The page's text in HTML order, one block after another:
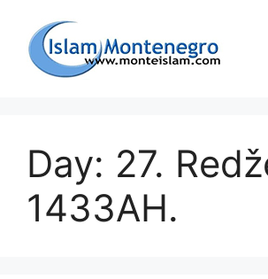
sadržaj
Day: 27.
1433AH.